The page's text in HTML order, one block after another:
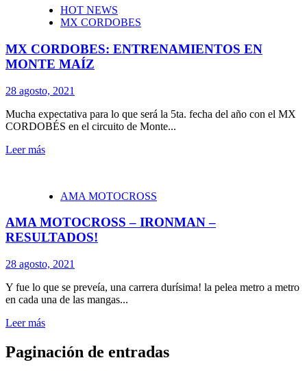
HOT NEWS
MX CORDOBES
MX CORDOBES: ENTRENAMIENTOS EN
MONTE MAÍZ
28 agosto, 2021
Mucha expectativa para lo que será la 5ta. fecha del año con el MX
CORDOBÉS en el circuito de Monte...
Leer más
AMA MOTOCROSS
AMA MOTOCROSS – IRONMAN –
RESULTADOS!
28 agosto, 2021
Y fue lo que se preveía, una carrera durísima! la pelea metro a metro
en cada una de las mangas...
Leer más
Paginación de entradas